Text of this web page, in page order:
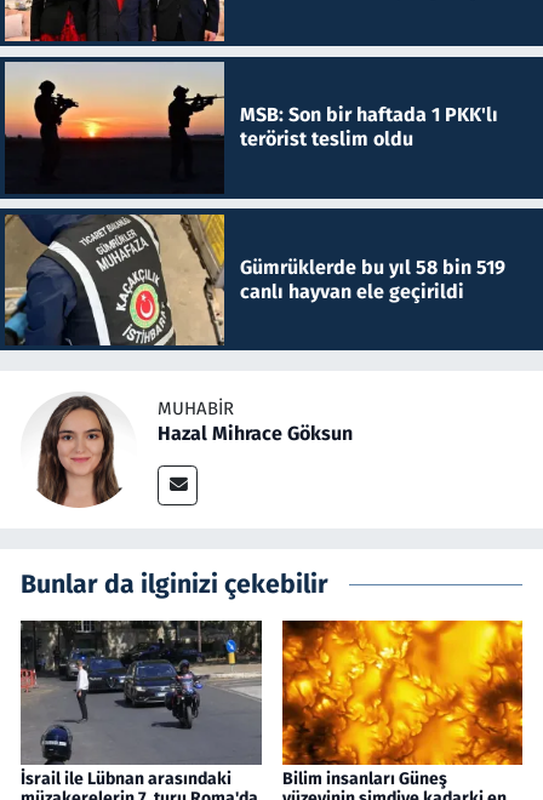
MSB: Son bir haftada 1 PKK'lı
terörist teslim oldu
Gümrüklerde bu yıl 58 bin 519
canlı hayvan ele geçirildi
MUHABIR
Hazal Mihrace Göksun
Bunlar da ilginizi çekebilir
İsrail ile Lübnan arasındaki
Bilim insanları Güneş